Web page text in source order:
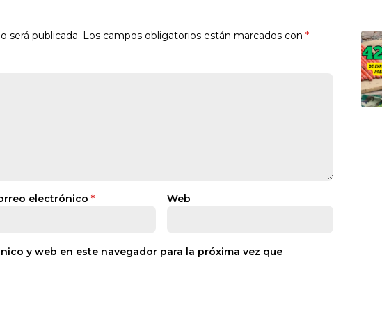
será publicada. Los campos obligatorios están marcados con *
electrónico * Web
y web en este navegador para la próxima vez que